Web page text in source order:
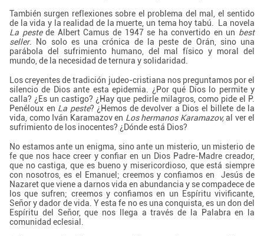
También surgen reflexiones sobre el problema del mal, el sentido
de la vida y la realidad de la muerte, un tema hoy tabú. La novela
La pestede Albert Camus de 1947 se ha convertido en un best
seller. No solo es una crónica de la peste de Orán, sino una
parábola del sufrimiento humano, del mal físico y moral del
mundo, de la necesidad de ternura y solidaridad.
Los creyentes de tradición judeo-cristiana nos preguntamos por el
silencio de Dios ante esta epidemia. ¿Por qué Dios lo permite y
calla? ¿Es un castigo? ¿Hay que pedirle milagros, como pide el P.
Penéloux en La peste? ¿Hemos de devolver a Dios el billete de la
vida, como Iván Karamazov en Los hermanos Karamazov,al ver el
sufrimiento de los inocentes? ¿Dónde está Dios?
No estamos ante un enigma, sino ante un misterio, un misterio de
fe que nos hace creer y confiar en un Dios Padre-Madre creador,
que no castiga, que es bueno y misericordioso, que está siempre
con nosotros, es el Emanuel; creemos y confiamos en Jesús de
Nazaret que viene a darnos vida en abundancia y se compadece de
los que sufren; creemos y confiamos en un Espíritu vivificante,
Señor y dador de vida. Y esta fe no es una conquista, es un don del
Espíritu del Señor, que nos llega a través de la Palabra en la
comunidad eclesial.